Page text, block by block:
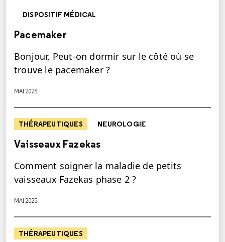
DISPOSITIF MÉDICAL
Pacemaker
Bonjour, Peut-on dormir sur le côté où se
trouve le pacemaker ?
MAI 2025
THÉRAPEUTIQUES NEUROLOGIE
Vaisseaux Fazekas
Comment soigner la maladie de petits
vaisseaux Fazekas phase 2 ?
MAI 2025
THÉRAPEUTIQUES